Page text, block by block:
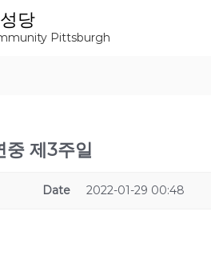
당
Pittsburgh
중 제3주일
Date 2022-01-29 00:48